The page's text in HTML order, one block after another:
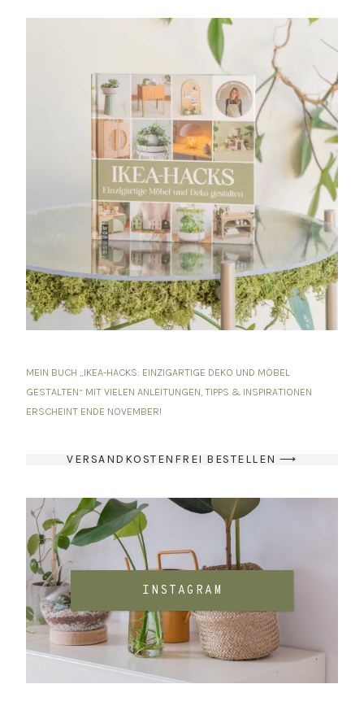
MEIN BUCH „IKEA-HACKS: EINZIGARTIGE DEKO UND MÖBEL
GESTALTEN“ MIT VIELEN ANLEITUNGEN, TIPPS & INSPIRATIONEN
ERSCHEINT ENDE NOVEMBER!
VERSANDKOSTENFREI BESTELLEN ⟶
INSTAGRAM